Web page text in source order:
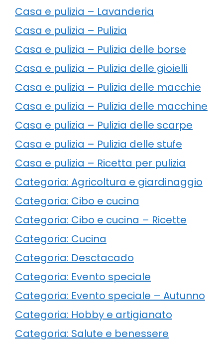
Casa e pulizia – Lavanderia
Casa e pulizia – Pulizia
Casa e pulizia – Pulizia delle borse
Casa e pulizia – Pulizia delle gioielli
Casa e pulizia – Pulizia delle macchie
Casa e pulizia – Pulizia delle macchine
Casa e pulizia – Pulizia delle scarpe
Casa e pulizia – Pulizia delle stufe
Casa e pulizia – Ricetta per pulizia
Categoria: Agricoltura e giardinaggio
Categoria: Cibo e cucina
Categoria: Cibo e cucina – Ricette
Categoria: Cucina
Categoria: Desctacado
Categoria: Evento speciale
Categoria: Evento speciale – Autunno
Categoria: Hobby e artigianato
Categoria: Salute e benessere